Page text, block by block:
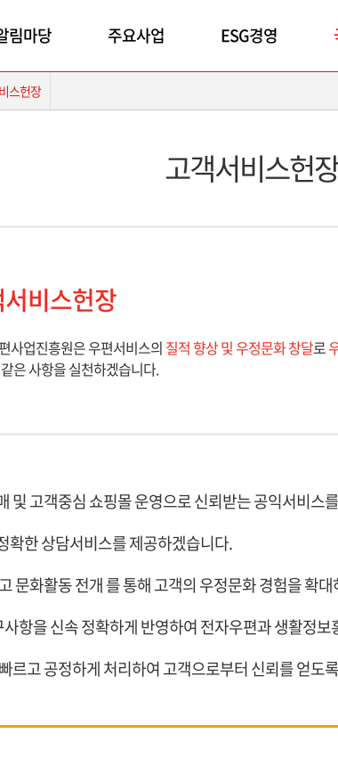
림마당 주요사업 ESG경영
스헌장
고객서비스헌장
비스헌장
사업진흥원은 우편서비스의 질적 향상 및 우정문화 창달로
은 사항을 실천하겠습니다.
및 고객중심 쇼핑몰 운영으로 신뢰받는 공익서비스
확한 상담서비스를 제공하겠습니다.
문화활동 전개 를 통해 고객의 우정문화 경험을 확
항을 신속 정확하게 반영하여 전자우편과 생활정
르고 공정하게 처리하여 고객으로부터 신뢰를 얻도